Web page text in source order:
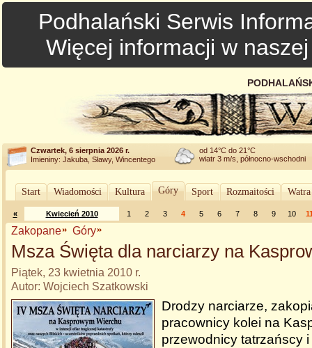
Podhalański Serwis
Więcej informacji w
Czwartek, 6 sierpnia 2026 r.
Imieniny: Jakuba, Sławy, Wincentego
od 14°C do 21°C
wiatr 3 m/s, północno-wschodni
Start Wiadomości Kultura Góry Sport Rozmaitości
« Kwiecień 2010 1 2 3 4 5 6 7 8 9 10
Zakopane Góry
Msza Święta dla narciarzy na
Piątek, 23 kwietnia 2010 r.
Autor: Wojciech Szatkowski
Drodzy narciarze,
pracownicy kolei na
przewodnicy tatrzańscy